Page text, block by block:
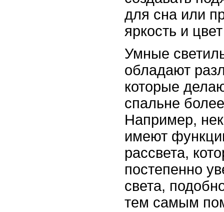
для сна или
яркость и
Умные
обладают
которые
спальне
Например,
имеют
рассвета,
постепенно
света,
тем самым